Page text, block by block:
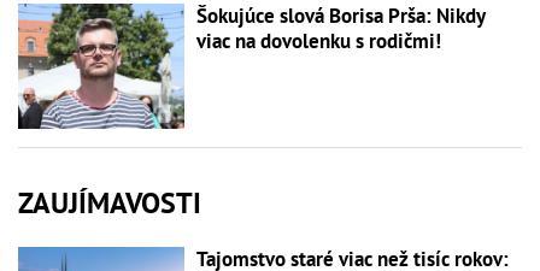
Šokujúce slová Borisa Prša: Nikdy
viac na dovolenku s rodičmi!
ZAUJÍMAVOSTI
Tajomstvo staré viac než tisíc rokov: